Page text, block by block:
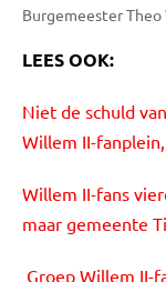
Burgemeester
LEES OOK:
Niet de schuld
Willem II-
Willem II-fans
maar gemeente
Groep Willem II-